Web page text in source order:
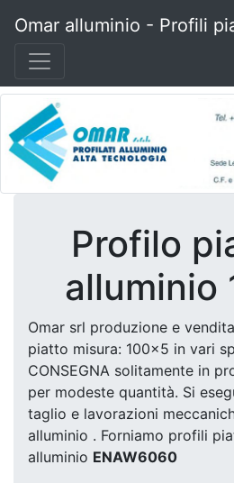
Omar alluminio - Profili
Profilo
alluminio
Omar srl produzione e
piatto misura: 100x5 in vari
CONSEGNA solitamente in
per modeste quantità. Si
taglio e lavorazioni
alluminio . Forniamo profili
alluminio ENAW6060